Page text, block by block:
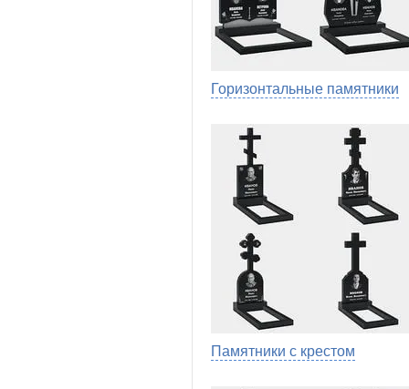
Горизонтальные памятники
Памятники с крестом